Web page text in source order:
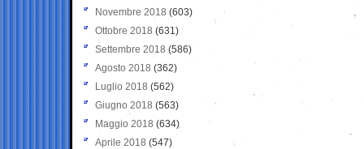
Novembre 2018 (603)
Ottobre 2018 (631)
Settembre 2018 (586)
Agosto 2018 (362)
Luglio 2018 (562)
Giugno 2018 (563)
Maggio 2018 (634)
Aprile 2018 (547)